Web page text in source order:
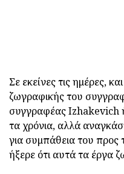
Σε εκείνες τις ημέρες,
ζωγραφικής του
συγγραφέας Izhakevich
τα χρόνια, αλλά
για συμπάθεια του προς
ήξερε ότι αυτά τα έργα